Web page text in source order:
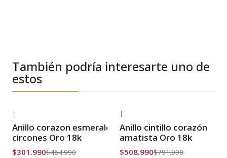
También podría interesarte uno de
estos
Envío Gratis
|
Anillo corazon esmeralda y
circones Oro 18k
$301.990$464.990
Envío Gratis
|
Anillo cintillo corazón
amatista Oro 18k
$508.990$791.990